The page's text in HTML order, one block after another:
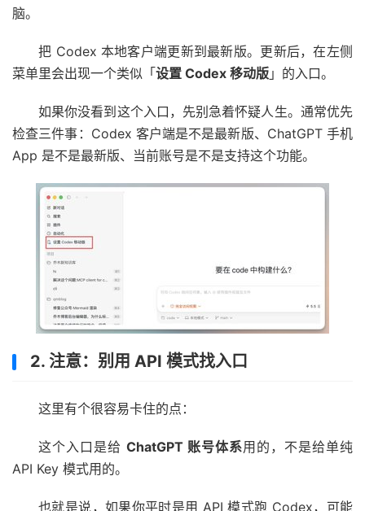
脑。
把 Codex 本地客户端更新到最新版。更新后，在左侧
菜单里会出现一个类似「 设置 Codex 移动版 」的入口。
如果你没看到这个入口，先别急着怀疑人生。通常优先
检查三件事：Codex 客户端是不是最新版、ChatGPT 手机
App 是不是最新版、当前账号是不是支持这个功能。
2. 注意：别用 API 模式找入口
这里有个很容易卡住的点：
这个入口是给 ChatGPT 账号体系用的，不是给单纯
API Key 模式用的。
也就是说，如果你平时是用 API 模式跑 Codex，可能